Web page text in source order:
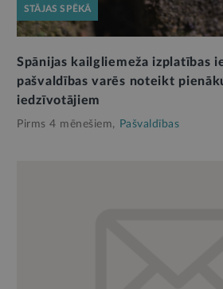
STĀJAS SPĒKĀ
Spānijas kailgliemeža izplatības
pašvaldības varēs noteikt
iedzīvotājiem
Pirms 4 mēnešiem, Pašvaldības